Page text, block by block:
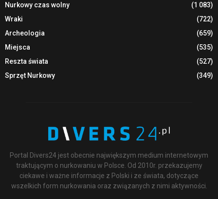
Nurkowy czas wolny
(1 083)
Wraki
(722)
Archeologia
(659)
Miejsca
(535)
Reszta świata
(527)
Sprzęt Nurkowy
(349)
Portal Divers24 jest obecnie największym medium internetowym
traktującym o nurkowaniu w Polsce. Od 2010r. przekazujemy
ciekawe i ważne informacje z Polski i ze świata, dotyczące
wszelkich form nurkowania oraz związanych z nimi aktywności.